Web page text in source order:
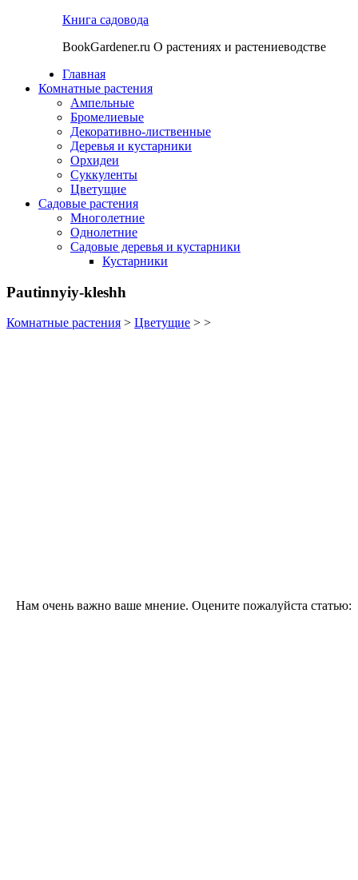
Книга садовода
BookGardener.ru О растениях и растениеводстве
Главная
Комнатные растения
Ампельные
Бромелиевые
Декоративно-лиственные
Деревья и кустарники
Орхидеи
Суккуленты
Цветущие
Садовые растения
Многолетние
Однолетние
Садовые деревья и кустарники
Кустарники
Pautinnyiy-kleshh
Комнатные растения > Цветущие > >
Нам очень важно ваше мнение. Оцените пожалуйста статью: